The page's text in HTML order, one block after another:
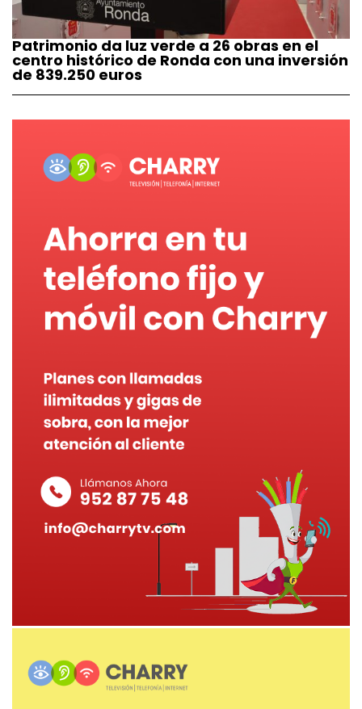
Patrimonio da luz verde a 26 obras en el
centro histórico de Ronda con una inversión
de 839.250 euros